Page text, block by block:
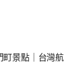
町景點｜台灣